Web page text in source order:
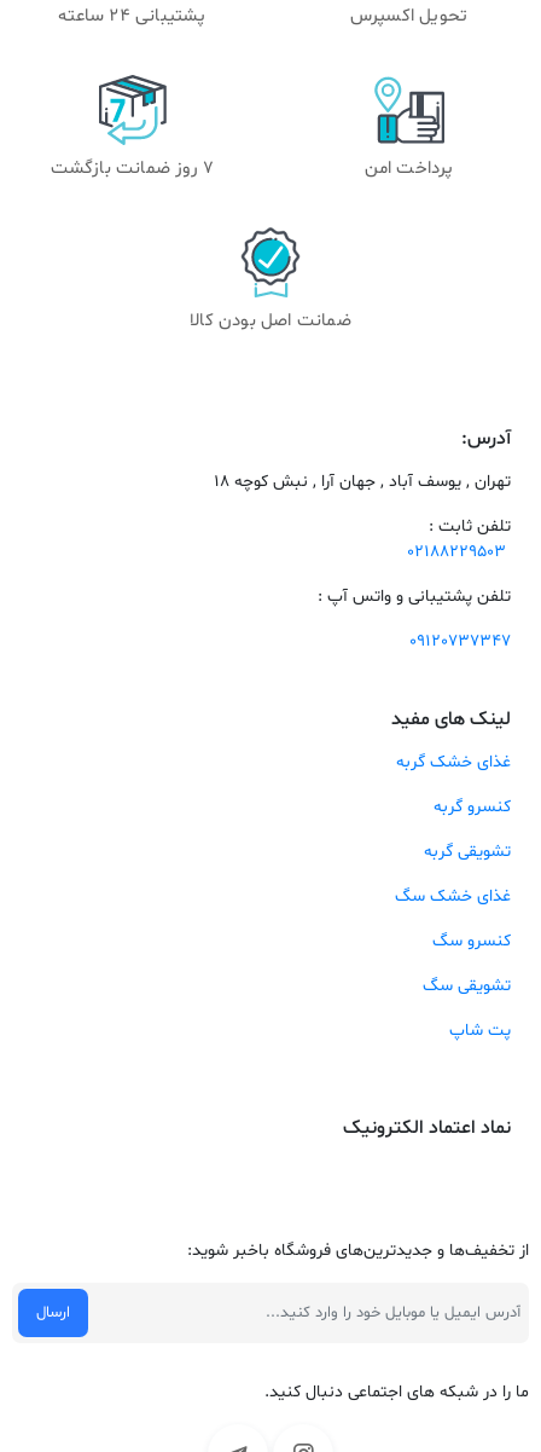
تحویل اکسپرس پشتیبانی 24 ساعته
پرداخت امن ۷ روز ضمانت بازگشت
ضمانت اصل بودن کالا
آدرس:
تهران , یوسف آباد , جهان آرا , نبش کوچه 18
تلفن ثابت :
02188229503
تلفن پشتیبانی و واتس آپ :
09120737347
لینک های مفید
غذای خشک گربه
کنسرو گربه
تشویقی گربه
غذای خشک سگ
کنسرو سگ
تشویقی سگ
پت شاپ
نماد اعتماد الکترونیک
از تخفیف‌ها و جدیدترین‌های فروشگاه باخبر شوید:
ما را در شبکه های اجتماعی دنبال کنید.